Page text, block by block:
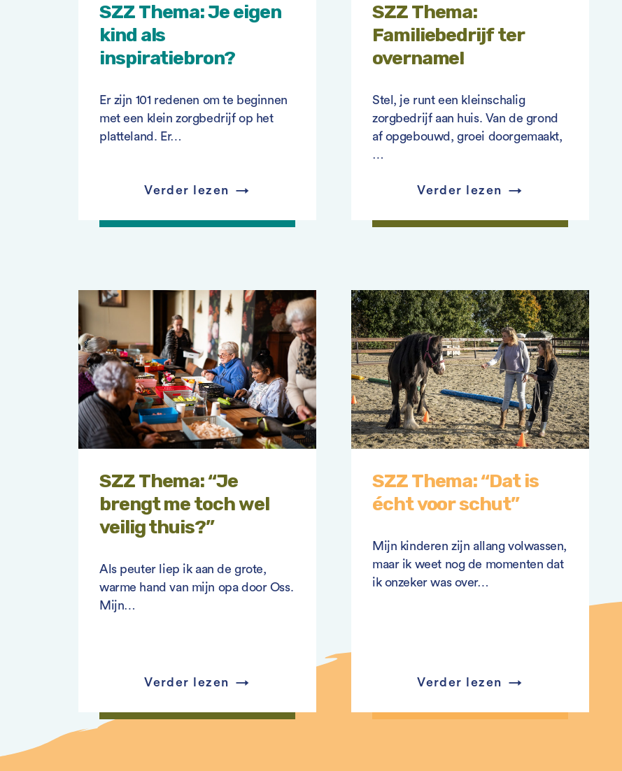
SZZ Thema: Je eigen
kind als
inspiratiebron?
Er zijn 101 redenen om te beginnen
met een klein zorgbedrijf op het
platteland. Er…
Verder lezen
SZZ Thema:
Familiebedrijf ter
overname!
Stel, je runt een kleinschalig
zorgbedrijf aan huis. Van de grond
af opgebouwd, groei doorgemaakt,
…
Verder lezen
SZZ Thema: “Je
brengt me toch wel
veilig thuis?”
Als peuter liep ik aan de grote,
warme hand van mijn opa door Oss.
Mijn…
Verder lezen
SZZ Thema: “Dat is
écht voor schut”
Mijn kinderen zijn allang volwassen,
maar ik weet nog de momenten dat
ik onzeker was over…
Verder lezen